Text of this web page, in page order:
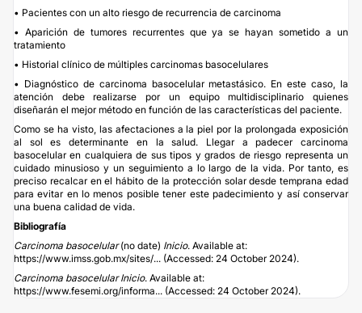
• Pacientes con un alto riesgo de recurrencia de carcinoma
• Aparición de tumores recurrentes que ya se hayan sometido a un
tratamiento
• Historial clínico de múltiples carcinomas basocelulares
• Diagnóstico de carcinoma basocelular metastásico. En este caso, la
atención debe realizarse por un equipo multidisciplinario quienes
diseñarán el mejor método en función de las características del paciente.
Como se ha visto, las afectaciones a la piel por la prolongada exposición
al sol es determinante en la salud. Llegar a padecer carcinoma
basocelular en cualquiera de sus tipos y grados de riesgo representa un
cuidado minusioso y un seguimiento a lo largo de la vida. Por tanto, es
preciso recalcar en el hábito de la protección solar desde temprana edad
para evitar en lo menos posible tener este padecimiento y así conservar
una buena calidad de vida.
Bibliografía
Carcinoma basocelular(no date) Inicio. Available at:
https://www.imss.gob.mx/sites/... (Accessed: 24 October 2024).
Carcinoma basocelular Inicio. Available at:
https://www.fesemi.org/informa... (Accessed: 24 October 2024).